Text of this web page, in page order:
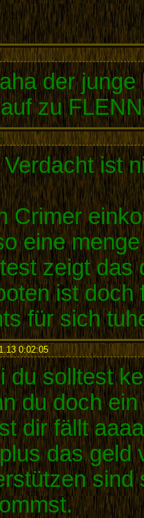
der
zu
:
ist
Crimer
eine
zeigt das
ist doch
für sich
0:02:05:
du solltest
du doch
dir fällt
das geld
sind